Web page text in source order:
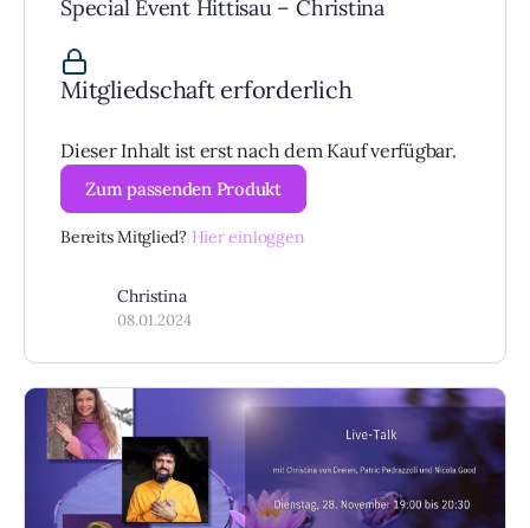
Special Event Hittisau – Christina
Mitgliedschaft erforderlich
Dieser Inhalt ist erst nach dem Kauf verfügbar.
Zum passenden Produkt
Bereits Mitglied? Hier einloggen
Christina
08.01.2024